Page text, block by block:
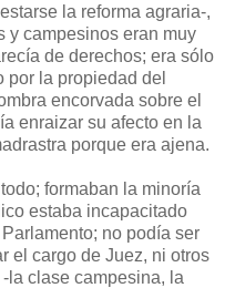
la reforma agraria-,
y campesinos eran muy
de derechos; era sólo
por la propiedad del
encorvada sobre el
enraizar su afecto en la
porque era ajena.
formaban la minoría
estaba incapacitado
no podía ser
el cargo de Juez, ni otros
la clase campesina, la